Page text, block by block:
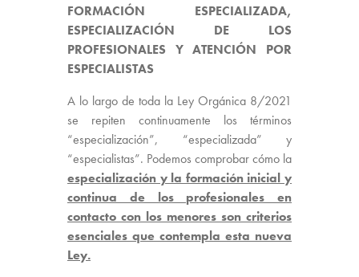
FORMACIÓN ESPECIALIZADA,
ESPECIALIZACIÓN DE LOS
PROFESIONALES Y ATENCIÓN POR
ESPECIALISTAS
A lo largo de toda la Ley Orgánica 8/2021
se repiten continuamente los términos
“especialización”, “especializada” y
“especialistas”. Podemos comprobar cómo la
especialización y la formación inicial y
continua de los profesionales en
contacto con los menores son criterios
esenciales que contempla esta nueva
Ley.